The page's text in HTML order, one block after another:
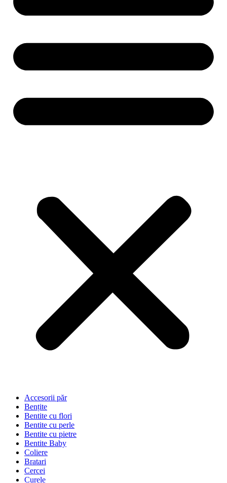
Accesorii păr
Bențite
Bentite cu flori
Bentite cu perle
Bentite cu pietre
Bentite Baby
Coliere
Bratari
Cercei
Curele